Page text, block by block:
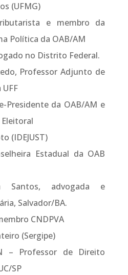
(UFMG)
e membro da
Política da OAB/AM
no Distrito Federal.
Professor Adjunto de
Presidente da OAB/AM e
(IDEJUST)
Estadual da OAB
Santos, advogada e
Salvador/BA.
CNDPVA
(Sergipe)
– Professor de Direito
SP